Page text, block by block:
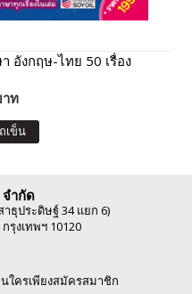
อังกฤษ-ไทย 50 เรื่อง
ท
เข็น
ำกัด
ธุประดิษฐ์ 34 แยก 6)
รุงเทพฯ 10120
ใครเพียงสมัครสมาชิก